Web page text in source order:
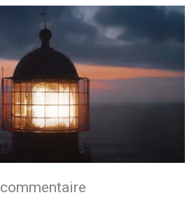
commentaire